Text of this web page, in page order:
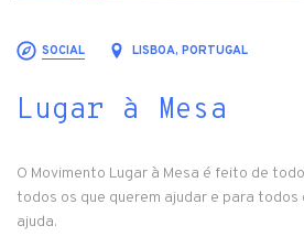
SOCIAL LISBOA, PORTUGAL
Lugar à Mesa
O Movimento Lugar à Mesa é feito de
todos os que querem ajudar e para todos
ajuda.